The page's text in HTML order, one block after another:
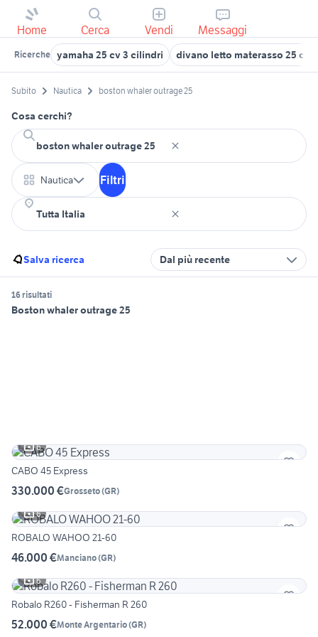
Home Cerca Vendi Messaggi
Ricerche yamaha 25 cv 3 cilindri divano letto materasso 25 cm
Subito Nautica boston whaler outrage 25
Cosa cerchi?
Nautica Filtri
Salva ricerca Dal più recente
16 risultati
Boston whaler outrage 25
6
CABO 45 Express
330.000 €Grosseto(GR)
6
ROBALO WAHOO 21-60
46.000 €Manciano(GR)
6
Robalo R260 - Fisherman R 260
52.000 €Monte Argentario(GR)